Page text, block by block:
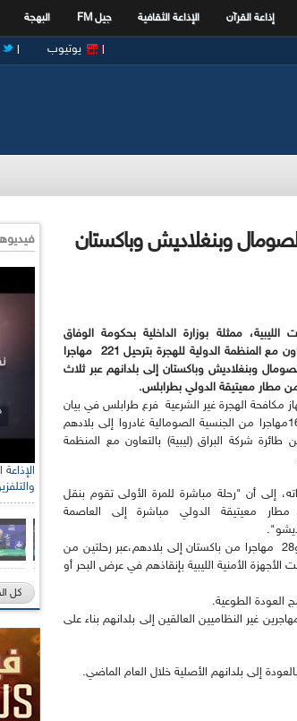
إذاعة القرآن الإذاعة الثقافية جيل FM البهجة
يوتيوب
من الصومال وبنغلاديش وباكستان
ممثلة بوزارة الداخلية بحكومة الوفاق
الوطني وبالتعاون مع المنظمة الدولية للهجرة بترحيل 221 مهاجرا
وبنغلاديش وباكستان إلى بلدانهم عبر ثلاث
مطار معيتيقة الدولي بطرابلس.
مكافحة الهجرة غير الشرعية فرع طرابلس في بيان
صحفي أن "163مهاجرا من الجنسية الصومالية غادروا إلى بلادهم
شركة البراق (ليبية) بالتعاون مع المنظمة
إلى أن "رحلة مباشرة للمرة الأولى تقوم بنقل
معيتيقة الدولي مباشرة إلى العاصمة
كما أكد جهاز مكافحة الهجرة غير الشرعية مغادرة 30 مهاجرا من بنغلاديش و28 مهاجرا من باكستان إلى بلادهم،عبر رحلتين من
الأمنية الليبية بإنقاذهم في عرض البحر أو
العودة الطوعية.
غير النظاميين العالقين إلى بلدانهم بناء على
كل